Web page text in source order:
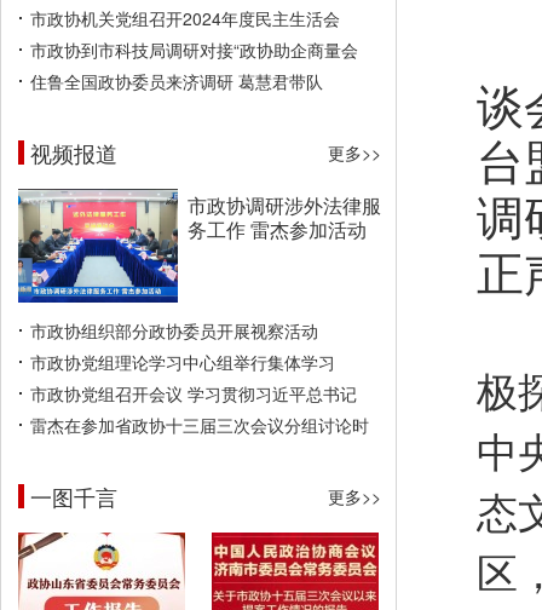
市政协机关党组召开2024年度民主生活会
市政协到市科技局调研对接“政协助企商量会
住鲁全国政协委员来济调研 葛慧君带队
视频报道 更多>>
市政协调研涉外法律服
务工作 雷杰参加活动
市政协组织部分政协委员开展视察活动
市政协党组理论学习中心组举行集体学习
市政协党组召开会议 学习贯彻习近平总书记
雷杰在参加省政协十三届三次会议分组讨论时
一图千言 更多>>
谈
台
调
正
极
中
态
区